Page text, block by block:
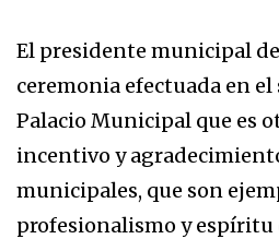
El presidente municipal
ceremonia efectuada en
Palacio Municipal que es
incentivo y
municipales, que son
profesionalismo y espíritu